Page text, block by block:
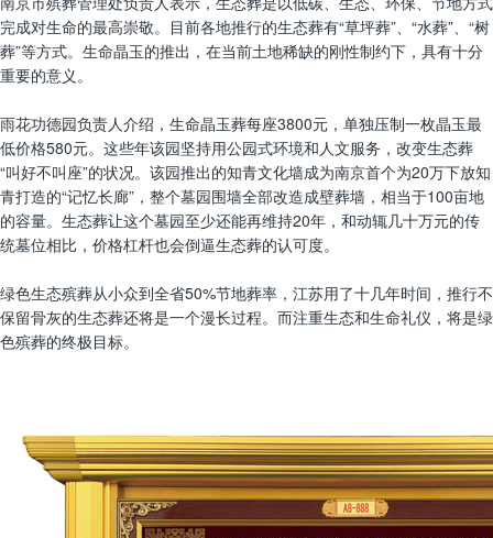
完成对生命的最高崇敬。目前各地推行的生态葬有“草坪葬”、“水葬”、“树
葬”等方式。生命晶玉的推出，在当前土地稀缺的刚性制约下，具有十分
重要的意义。
雨花功德园负责人介绍，生命晶玉葬每座3800元，单独压制一枚晶玉最
低价格580元。这些年该园坚持用公园式环境和人文服务，改变生态葬
“叫好不叫座”的状况。该园推出的知青文化墙成为南京首个为20万下放知
青打造的“记忆长廊”，整个墓园围墙全部改造成壁葬墙，相当于100亩地
的容量。生态葬让这个墓园至少还能再维持20年，和动辄几十万元的传
统墓位相比，价格杠杆也会倒逼生态葬的认可度。
绿色生态殡葬从小众到全省50%节地葬率，江苏用了十几年时间，推行不
保留骨灰的生态葬还将是一个漫长过程。而注重生态和生命礼仪，将是绿
色殡葬的终极目标。